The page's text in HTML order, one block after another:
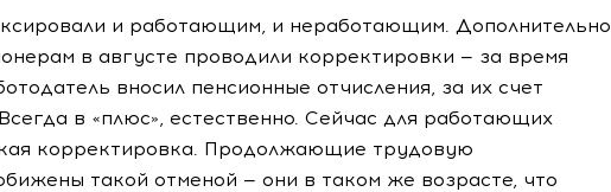
и работающим, и неработающим. Дополнительно
в августе проводили корректировки — за время
вносил пенсионные отчисления, за их счет
в «плюс», естественно. Сейчас для работающих
корректировка. Продолжающие трудовую
такой отменой — они в таком же возрасте, что